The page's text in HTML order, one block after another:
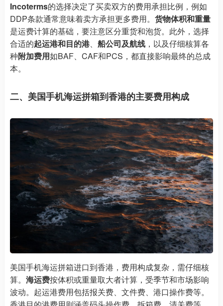
Incoterms的选择决定了买卖双方的费用承担比例，例如
DDP条款通常意味着卖方承担更多费用。 货物体积和重量
是运费计算的基础，要注意区分重货和泡货。此外，选择
合适的起运港和目的港、 船公司及航线 ，以及仔细核算各
种附加费用如BAF、CAF和PCS，都直接影响最终的总成
本。
二、美国手机海运拼箱到香港的主要费用构成
美国手机海运拼箱进口到香港，费用构成复杂，需仔细核
算。 海运费按体积或重量取大者计算，受季节和市场影响
波动。起运港费用包括报关费、文件费、港口操作费等。